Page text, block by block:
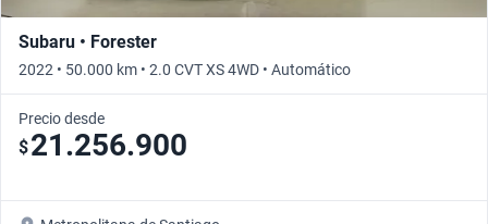
Subaru • Forester
2022 • 50.000 km • 2.0 CVT XS 4WD • Automático
Precio desde
$21.256.900